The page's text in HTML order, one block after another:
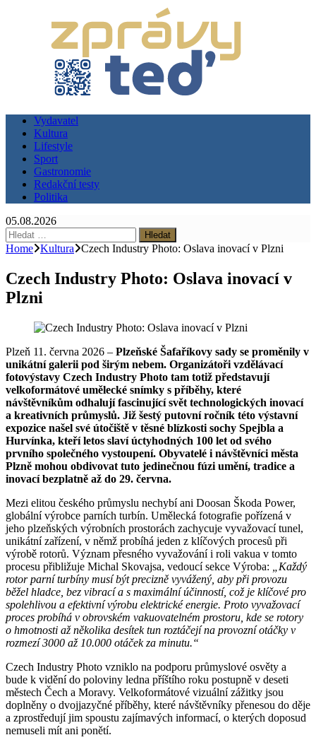
Vydavatel
Kultura
Lifestyle
Sport
Gastronomie
Redakční testy
Politika
05.08.2026
Vyhledávání
Home Kultura Czech Industry Photo: Oslava inovací v Plzni
Czech Industry Photo: Oslava inovací v
Plzni
Plzeň 11. června 2026 – Plzeňské Šafaříkovy sady se proměnily v
unikátní galerii pod širým nebem. Organizátoři vzdělávací
fotovýstavy Czech Industry Photo tam totiž představují
velkoformátové umělecké snímky s příběhy, které
návštěvníkům odhalují fascinující svět technologických inovací
a kreativních průmyslů. Již šestý putovní ročník této výstavní
expozice našel své útočiště v těsné blízkosti sochy Spejbla a
Hurvínka, kteří letos slaví úctyhodných 100 let od svého
prvního společného vystoupení. Obyvatelé i návštěvníci města
Plzně mohou obdivovat tuto jedinečnou fúzi umění, tradice a
inovací bezplatně až do 29. června.
Mezi elitou českého průmyslu nechybí ani Doosan Škoda Power,
globální výrobce parních turbín. Umělecká fotografie pořízená v
jeho plzeňských výrobních prostorách zachycuje vyvažovací tunel,
unikátní zařízení, v němž probíhá jeden z klíčových procesů při
výrobě rotorů. Význam přesného vyvažování i roli vakua v tomto
procesu přibližuje Michal Skovajsa, vedoucí sekce Výroba:
„Každý
rotor parní turbíny musí být precizně vyvážený, aby při provozu
běžel hladce, bez vibrací a s maximální účinností, což je klíčové pro
spolehlivou a efektivní výrobu elektrické energie. Proto vyvažovací
proces probíhá v obrovském vakuovatelném prostoru, kde se rotory
o hmotnosti až několika desítek tun roztáčejí na provozní otáčky v
rozmezí 3000 až 10.000 otáček za minutu.“
Czech Industry Photo vzniklo na podporu průmyslové osvěty a
bude k vidění do poloviny ledna příštího roku postupně v deseti
městech Čech a Moravy. Velkoformátové vizuální zážitky jsou
doplněny o dvojjazyčné příběhy, které návštěvníky přenesou do děje
a zprostředují jim spoustu zajímavých informací, o kterých doposud
nemuseli mít ani ponětí.